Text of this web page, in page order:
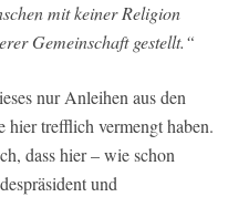
mit keiner Religion
Gemeinschaft gestellt.“
nur Anleihen aus den
hier trefflich vermengt haben.
dass hier – wie schon
und